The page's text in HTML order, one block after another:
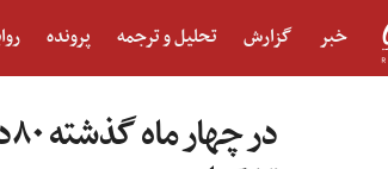
خبر گزارش تحلیل و ترجمه پرونده